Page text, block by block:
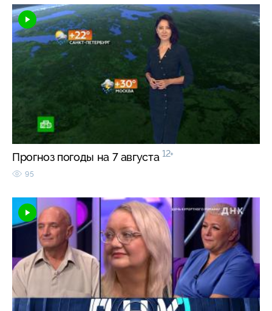
Прогноз погоды на 7 августа 12+
95